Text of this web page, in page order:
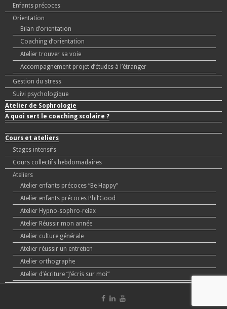
Enfants précoces
Orientation
Bilan d’orientation
Coaching d’orientation
Atelier trouver sa voie
Accompagnement projet d’études à l’étranger
Gestion du stress
Suivi psychologique
Atelier de Sophrologie
A quoi sert le coaching scolaire ?
Cours et ateliers
Stages intensifs
Cours collectifs hebdomadaires
Ateliers
Atelier enfants précoces “Be Happy”
Atelier enfants précoces Phil’Good
Atelier Hypno-sophro-relax
Atelier Réussir mon année
Atelier culture générale
Atelier réussir un entretien
Atelier orthographe
Atelier d’écriture “J’écris sur moi”